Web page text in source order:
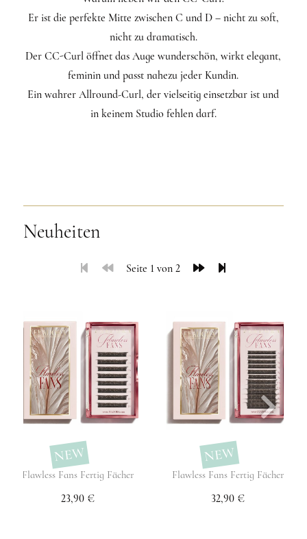
Er ist die perfekte Mitte zwischen C und D – nicht zu soft,
nicht zu dramatisch.
Der CC-Curl öffnet das Auge wunderschön, wirkt elegant,
feminin und passt nahezu jeder Kundin.
Ein wahrer Allround-Curl, der vielseitig einsetzbar ist und
in keinem Studio fehlen darf.
Neuheiten
Seite 1 von 2
NEW
Flawless Fans Fertig Fächer
23,90 €
NEW
Flawless Fans Fertig Fächer
32,90 €